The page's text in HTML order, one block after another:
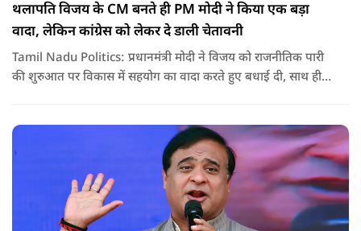
थलापति विजय के CM बनते ही PM मोदी ने किया एक बड़ा
वादा, लेकिन कांग्रेस को लेकर दे डाली चेतावनी
Tamil Nadu Politics: प्रधानमंत्री मोदी ने विजय को राजनीतिक पारी
की शुरुआत पर विकास में सहयोग का वादा करते हुए बधाई दी, साथ ही